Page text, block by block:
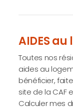
AIDES
Toutes nos
aides au
bénéficier,
site de la CAF
Calculer mes